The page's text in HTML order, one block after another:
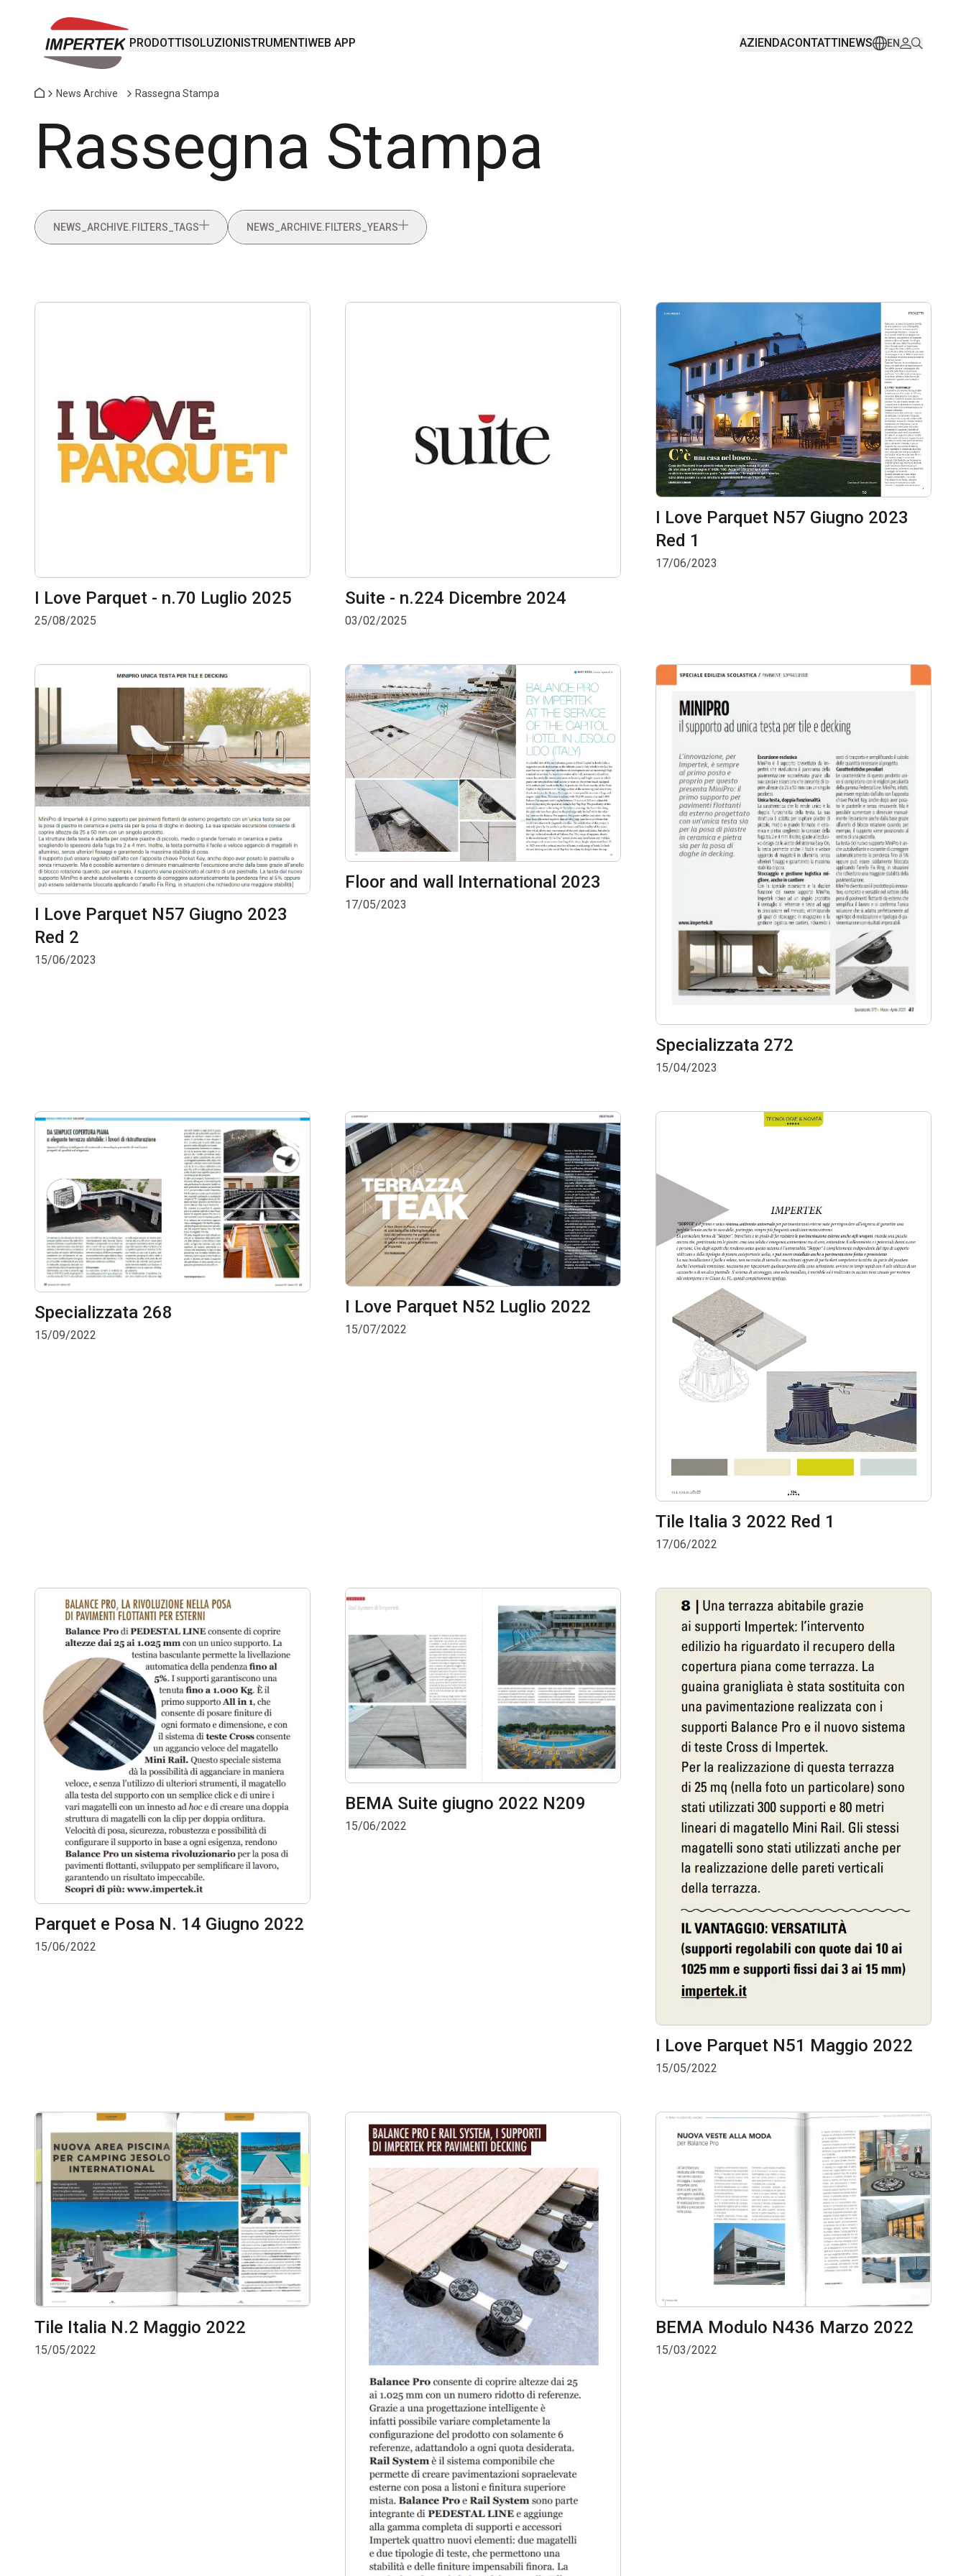
PRODOTTISOLUZIONISTRUMENTIWEB APP AZIENDACONTATTINEWS EN
News Archive Rassegna Stampa
Rassegna Stampa
NEWS_ARCHIVE.FILTERS_TAGS NEWS_ARCHIVE.FILTERS_YEARS
I Love Parquet - n.70 Luglio 2025
25/08/2025
Suite - n.224 Dicembre 2024
03/02/2025
I Love Parquet N57 Giugno 2023
Red 1
17/06/2023
I Love Parquet N57 Giugno 2023
Red 2
15/06/2023
Floor and wall International 2023
17/05/2023
Specializzata 272
15/04/2023
Specializzata 268
15/09/2022
I Love Parquet N52 Luglio 2022
15/07/2022
Tile Italia 3 2022 Red 1
17/06/2022
Parquet e Posa N. 14 Giugno 2022
15/06/2022
BEMA Suite giugno 2022 N209
15/06/2022
I Love Parquet N51 Maggio 2022
15/05/2022
Tile Italia N.2 Maggio 2022
15/05/2022
BEMA Modulo N436 Marzo 2022
15/03/2022